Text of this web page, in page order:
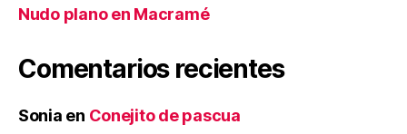
Nudo plano en Macramé
Comentarios recientes
Sonia en Conejito de pascua